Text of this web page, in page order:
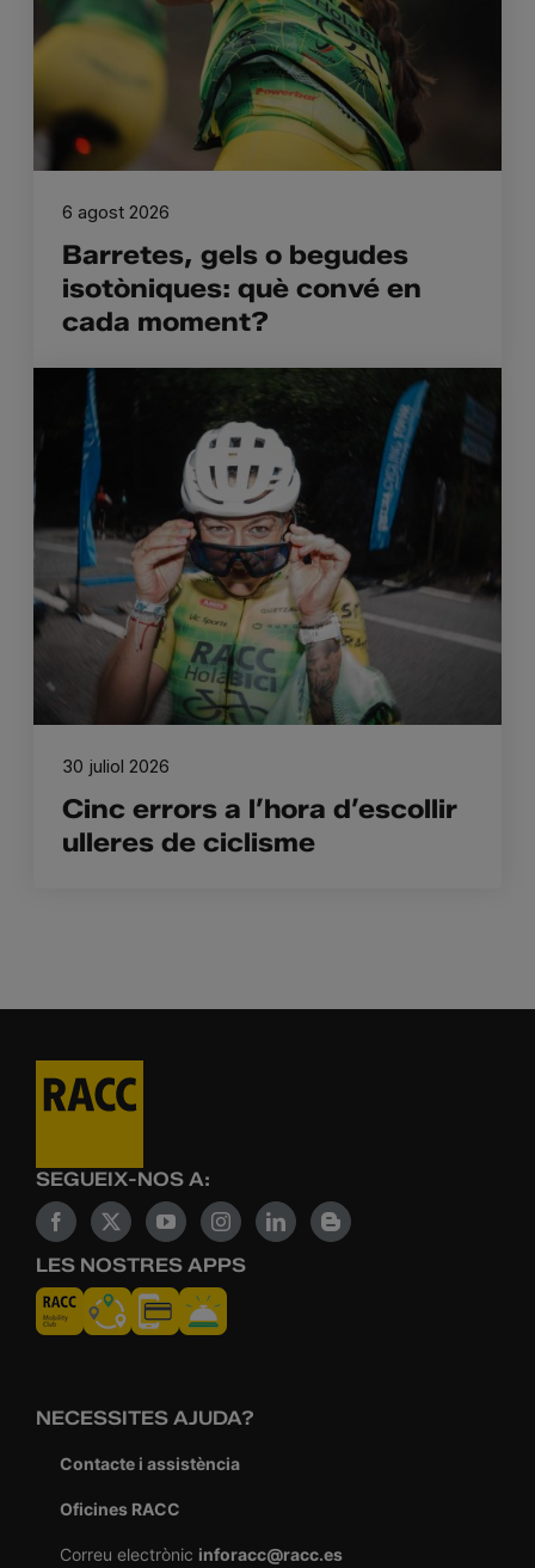
Barretes, gels o begudes
isotòniques: què convé en
cada moment?
6 agost 2026
Cinc errors a l’hora d’escollir
ulleres de ciclisme
30 juliol 2026
SEGUEIX-NOS A:
LES NOSTRES APPS
NECESSITES AJUDA?
Contacte i assistència
Oficines RACC
Correu electrònic inforacc@racc.es